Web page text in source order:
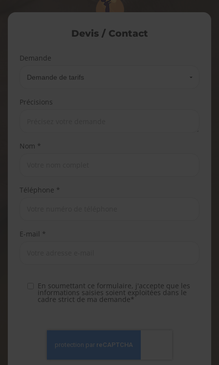
Devis / Contact
Demande
Précisions
Nom *
Téléphone *
E-mail *
En soumettant ce formulaire, j'accepte que les
informations saisies soient exploitées dans le
cadre strict de ma demande*